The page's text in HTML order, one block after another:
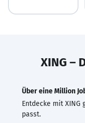
XING –
Über eine Million
Entdecke mit XING
passt.